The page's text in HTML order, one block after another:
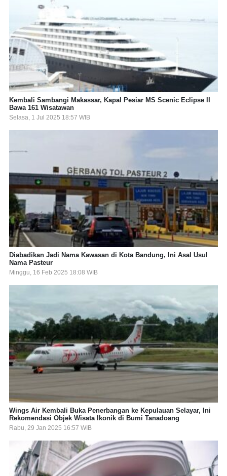
Kembali Sambangi Makassar, Kapal Pesiar MS Scenic Eclipse II
Bawa 161 Wisatawan
Selasa, 1 Jul 2025 18:57 WIB
Diabadikan Jadi Nama Kawasan di Kota Bandung, Ini Asal Usul
Nama Pasteur
Minggu, 16 Feb 2025 18:08 WIB
Wings Air Kembali Buka Penerbangan ke Kepulauan Selayar, Ini
Rekomendasi Objek Wisata Ikonik di Bumi Tanadoang
Rabu, 29 Jan 2025 16:57 WIB